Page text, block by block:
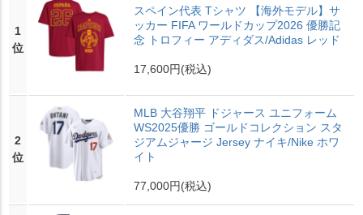
1
位
スペイン代表 Tシャツ 【海外モデル】サ
ッカー FIFA ワールドカップ2026 優勝記
念 トロフィー アディダス/Adidas レッド
17,600円(税込)
2
位
MLB 大谷翔平 ドジャース ユニフォーム
WS2025優勝 ゴールドコレクション スタ
ジアムジャージ Jersey ナイキ/Nike ホワ
イト
77,000円(税込)